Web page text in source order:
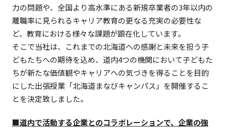
力の問題や、全国より高水準にある新規卒業者の3年以内の
離職率に見られるキャリア教育の更なる充実の必要性な
ど、教育における様々な課題が顕在化しています。
そこで当社は、これまでの北海道への感謝と未来を担う子
どもたちへの期待を込め、道内4つの機関において子どもた
ちが新たな価値観やキャリアへの気づきを得ることを目的
にした出張授業「北海道まなびキャンパス」を開催するこ
とを決定致しました。
■道内で活動する企業とのコラボレーションで、企業の強